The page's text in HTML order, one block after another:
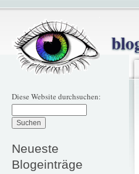
Diese Website durchsuchen:
Neueste
Blogeinträge